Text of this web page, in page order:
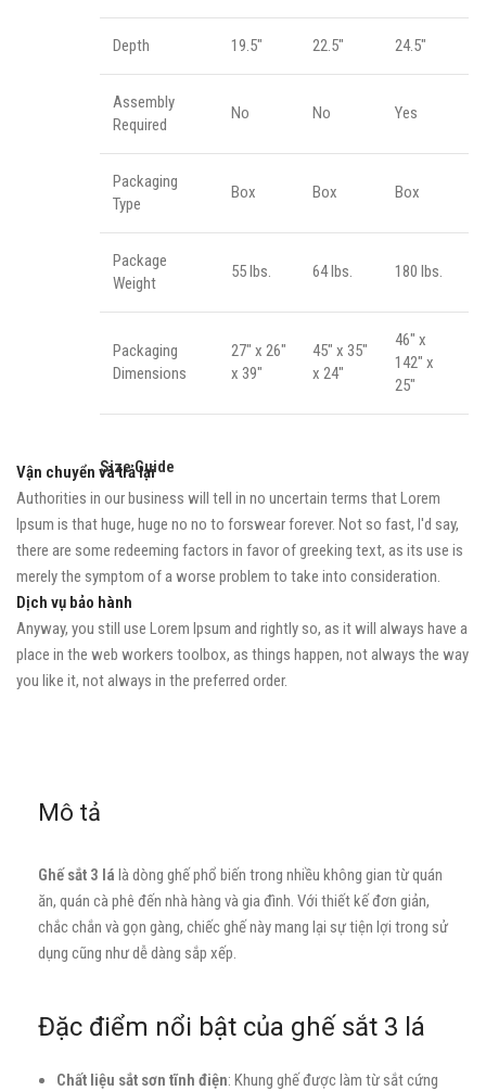
Depth 19.5" 22.5" 24.5"
Assembly
Required
No No Yes
Packaging
Type
Box Box Box
Package
Weight
55 lbs. 64 lbs. 180 lbs.
Packaging
Dimensions
27" x 26"
x 39"
45" x 35"
x 24"
46" x
142" x
25"
Size Guide
Vận chuyển và trả lại
Authorities in our business will tell in no uncertain terms that Lorem
Ipsum is that huge, huge no no to forswear forever. Not so fast, I'd say,
there are some redeeming factors in favor of greeking text, as its use is
merely the symptom of a worse problem to take into consideration.
Dịch vụ bảo hành
Anyway, you still use Lorem Ipsum and rightly so, as it will always have a
place in the web workers toolbox, as things happen, not always the way
you like it, not always in the preferred order.
Mô tả
Ghế sắt 3 lá là dòng ghế phổ biến trong nhiều không gian từ quán
ăn, quán cà phê đến nhà hàng và gia đình. Với thiết kế đơn giản,
chắc chắn và gọn gàng, chiếc ghế này mang lại sự tiện lợi trong sử
dụng cũng như dễ dàng sắp xếp.
Đặc điểm nổi bật của ghế sắt 3 lá
Chất liệu sắt sơn tĩnh điện: Khung ghế được làm từ sắt cứng